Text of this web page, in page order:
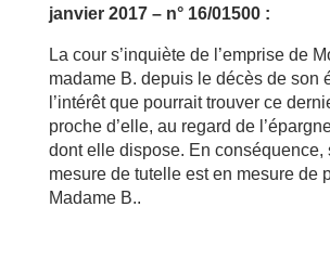
janvier 2017 – n° 16/01500 :
La cour s’inquiète de l’emprise de
madame B. depuis le décès de son
l’intérêt que pourrait trouver ce
proche d’elle, au regard de
dont elle dispose. En conséquence,
mesure de tutelle est en mesure de
Madame B..